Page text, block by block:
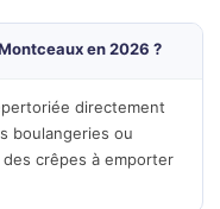
en 2026 ?
directement
boulangeries ou
crêpes à emporter